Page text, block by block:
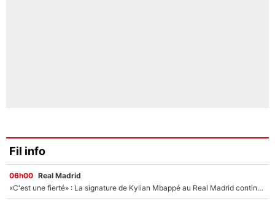
Fil info
06h00 Real Madrid
«C'est une fierté» : La signature de Kylian Mbappé au Real Madrid continue de régaler l'Espagne